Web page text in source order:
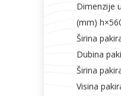
Dimenzije
(mm)
Širina
Dubina
Širina
Visina